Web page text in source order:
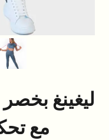
ليغينغ
مع